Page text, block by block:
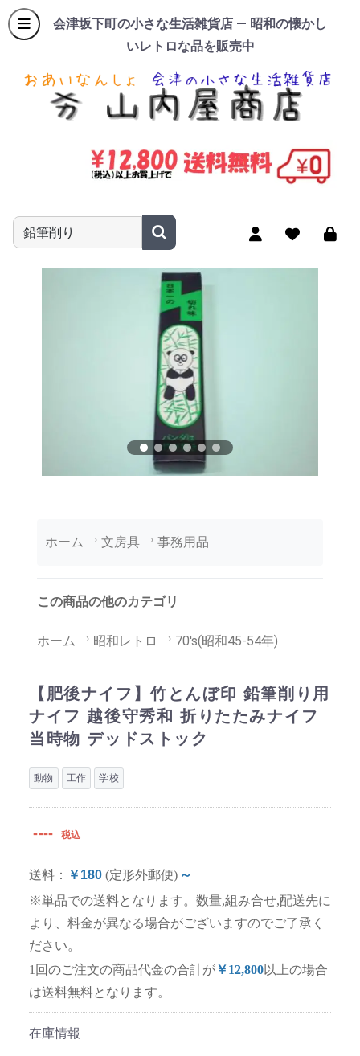
会津坂下町の小さな生活雑貨店 — 昭和の懐かし
いレトロな品を販売中
商品名やキーワードを入力
ホーム 文房具 事務用品
この商品の他のカテゴリ
ホーム 昭和レトロ 70's(昭和45-54年)
【肥後ナイフ】竹とんぼ印 鉛筆削り用
ナイフ 越後守秀和 折りたたみナイフ
当時物 デッドストック
動物 工作 学校
---- 税込
送料： ￥180 (定形外郵便) ～
※単品での送料となります。数量,組み合せ,配送先に
より、料金が異なる場合がございますのでご了承く
ださい。
1回のご注文の商品代金の合計が￥12,800以上の場合
は送料無料となります。
在庫情報